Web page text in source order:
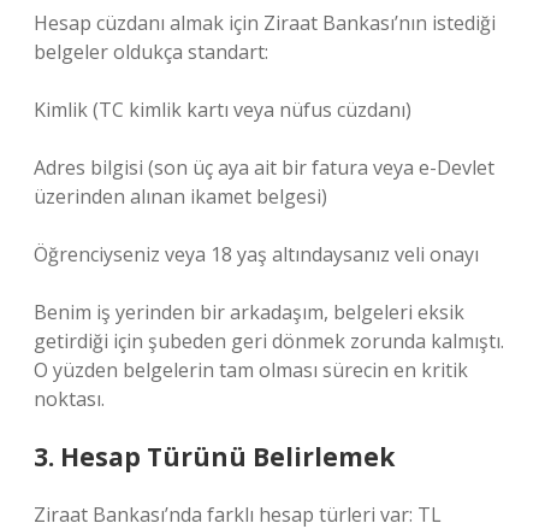
Hesap cüzdanı almak için Ziraat Bankası’nın istediği
belgeler oldukça standart:
Kimlik (TC kimlik kartı veya nüfus cüzdanı)
Adres bilgisi (son üç aya ait bir fatura veya e-Devlet
üzerinden alınan ikamet belgesi)
Öğrenciyseniz veya 18 yaş altındaysanız veli onayı
Benim iş yerinden bir arkadaşım, belgeleri eksik
getirdiği için şubeden geri dönmek zorunda kalmıştı.
O yüzden belgelerin tam olması sürecin en kritik
noktası.
3. Hesap Türünü Belirlemek
Ziraat Bankası’nda farklı hesap türleri var: TL